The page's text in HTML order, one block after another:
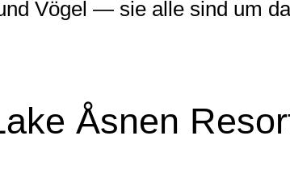
Vögel — sie alle sind um
Åsnen